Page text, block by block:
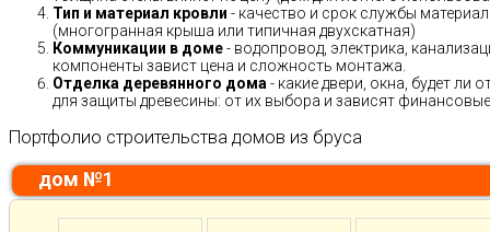
Тип и материал кровли - качество и срок службы
(многогранная крыша или типичная двухскатная)
Коммуникации в доме- водопровод, электрика,
компоненты завист цена и сложность монтажа.
Отделка деревянного дома - какие двери, окна, будет
для защиты древесины: от их выбора и зависят
Портфолио строительства домов из бруса
дом №1